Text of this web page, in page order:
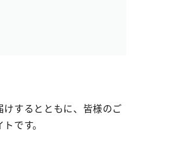
するとともに、皆様のご
です。